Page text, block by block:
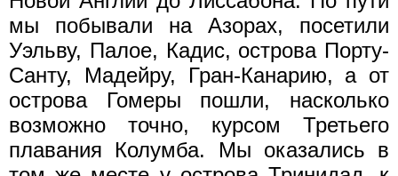
мы побывали на Азорах, посетили
Уэльву, Палое, Кадис, острова Порту-
Санту, Мадейру, Гран-Канарию, а от
острова Гомеры пошли, насколько
возможно точно, курсом Третьего
плавания Колумба. Мы оказались в